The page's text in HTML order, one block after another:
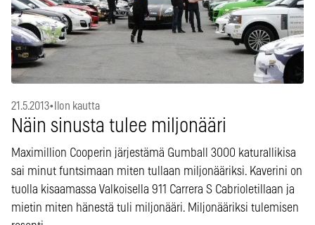
21.5.2013• Ilon kautta
Näin sinusta tulee miljonääri
Maximillion Cooperin järjestämä Gumball 3000 katurallikisa
sai minut funtsimaan miten tullaan miljonääriksi. Kaverini on
tuolla kisaamassa Valkoisella 911 Carrera S Cabrioletillaan ja
mietin miten hänestä tuli miljonääri. Miljonääriksi tulemisen